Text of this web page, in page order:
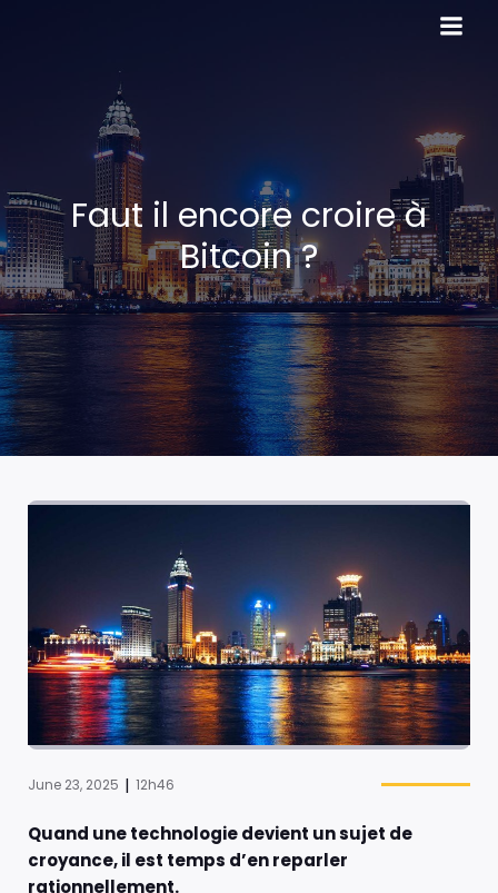
Faut il encore croire à
Bitcoin ?
June 23, 2025 | 12h46
Quand une technologie devient un sujet de
croyance, il est temps d’en reparler
rationnellement.